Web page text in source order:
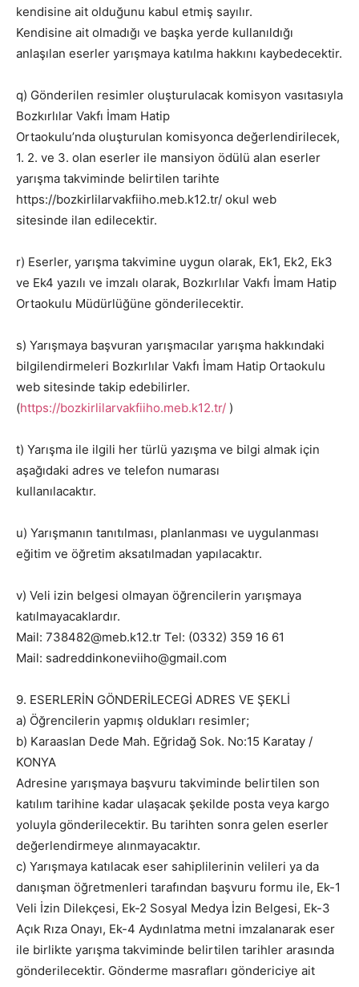
kendisine ait olduğunu kabul etmiş sayılır.
Kendisine ait olmadığı ve başka yerde kullanıldığı
anlaşılan eserler yarışmaya katılma hakkını kaybedecektir.
q) Gönderilen resimler oluşturulacak komisyon vasıtasıyla
Bozkırlılar Vakfı İmam Hatip
Ortaokulu’nda oluşturulan komisyonca değerlendirilecek,
1. 2. ve 3. olan eserler ile mansiyon ödülü alan eserler
yarışma takviminde belirtilen tarihte
https://bozkirlilarvakfiiho.meb.k12.tr/ okul web
sitesinde ilan edilecektir.
r) Eserler, yarışma takvimine uygun olarak, Ek1, Ek2, Ek3
ve Ek4 yazılı ve imzalı olarak, Bozkırlılar Vakfı İmam Hatip
Ortaokulu Müdürlüğüne gönderilecektir.
s) Yarışmaya başvuran yarışmacılar yarışma hakkındaki
bilgilendirmeleri Bozkırlılar Vakfı İmam Hatip Ortaokulu
web sitesinde takip edebilirler.
(https://bozkirlilarvakfiiho.meb.k12.tr/ )
t) Yarışma ile ilgili her türlü yazışma ve bilgi almak için
aşağıdaki adres ve telefon numarası
kullanılacaktır.
u) Yarışmanın tanıtılması, planlanması ve uygulanması
eğitim ve öğretim aksatılmadan yapılacaktır.
v) Veli izin belgesi olmayan öğrencilerin yarışmaya
katılmayacaklardır.
Mail: 738482@meb.k12.tr Tel: (0332) 359 16 61
Mail: sadreddinkoneviiho@gmail.com
9. ESERLERİN GÖNDERİLECEGİ ADRES VE ŞEKLİ
a) Öğrencilerin yapmış oldukları resimler;
b) Karaaslan Dede Mah. Eğridağ Sok. No:15 Karatay /
KONYA
Adresine yarışmaya başvuru takviminde belirtilen son
katılım tarihine kadar ulaşacak şekilde posta veya kargo
yoluyla gönderilecektir. Bu tarihten sonra gelen eserler
değerlendirmeye alınmayacaktır.
c) Yarışmaya katılacak eser sahiplilerinin velileri ya da
danışman öğretmenleri tarafından başvuru formu ile, Ek-1
Veli İzin Dilekçesi, Ek-2 Sosyal Medya İzin Belgesi, Ek-3
Açık Rıza Onayı, Ek-4 Aydınlatma metni imzalanarak eser
ile birlikte yarışma takviminde belirtilen tarihler arasında
gönderilecektir. Gönderme masrafları göndericiye ait